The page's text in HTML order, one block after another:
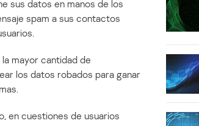
sus datos en manos de los
spam a sus contactos
mayor cantidad de
los datos robados para ganar
en cuestiones de usuarios